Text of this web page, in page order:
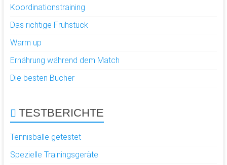
Koordinationstraining
Das richtige Frühstück
Warm up
Ernährung während dem Match
Die besten Bücher
TESTBERICHTE
Tennisbälle getestet
Spezielle Trainingsgeräte